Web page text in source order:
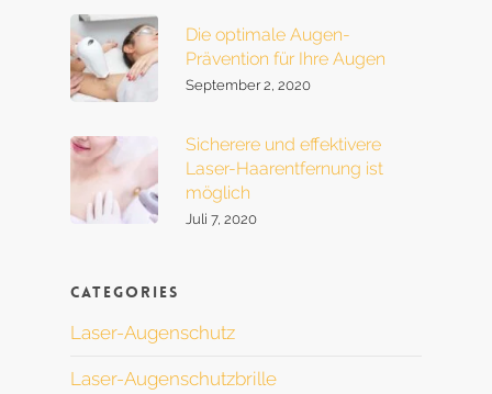
Die optimale Augen-
Prävention für Ihre Augen
September 2, 2020
Sicherere und effektivere
Laser-Haarentfernung ist
möglich
Juli 7, 2020
Categories
Laser-Augenschutz
Laser-Augenschutzbrille